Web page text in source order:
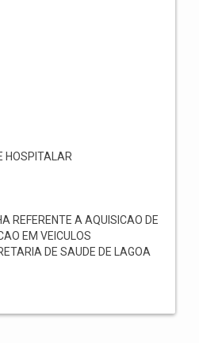
HOSPITALAR
REFERENTE A AQUISICAO DE
EM VEICULOS
DE SAUDE DE LAGOA